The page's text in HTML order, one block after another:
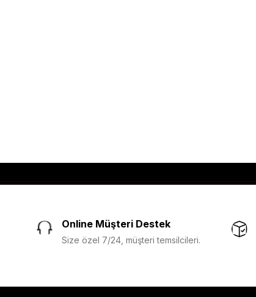
Online Müşteri Destek
Size özel 7/24, müşteri temsilcileri.